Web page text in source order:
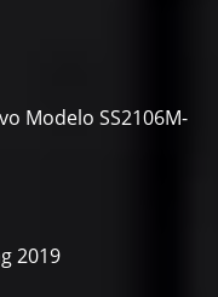
Modelo SS2106M-
2019